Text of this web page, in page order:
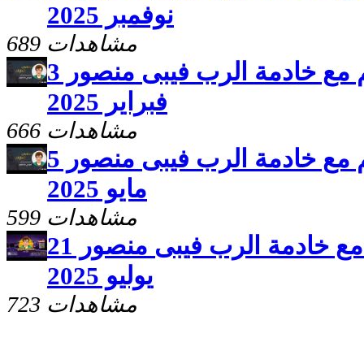
نوفمبر 2025
689 مشاهدات
برنامج سلامى اعطيكم مع خادمة الرب فيبى منصور 3
فبراير 2025
666 مشاهدات
برنامج سلامى اعطيكم مع خادمة الرب فيبى منصور 5
مايو 2025
599 مشاهدات
برنامج سلامى اعطيكم مع خادمة الرب فيبى منصور 21
يوليو 2025
723 مشاهدات